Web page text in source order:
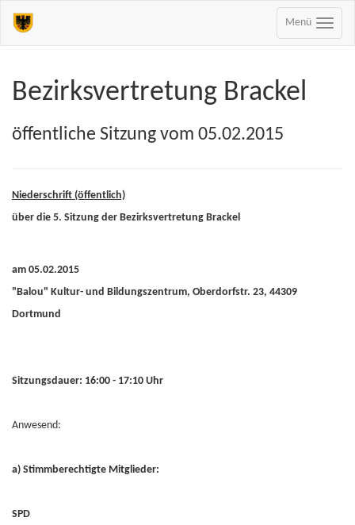
Menü
Bezirksvertretung Brackel
öffentliche Sitzung vom 05.02.2015
Niederschrift (öffentlich)
über die 5. Sitzung der Bezirksvertretung Brackel
am 05.02.2015
"Balou" Kultur- und Bildungszentrum, Oberdorfstr. 23, 44309
Dortmund
Sitzungsdauer: 16:00 - 17:10 Uhr
Anwesend:
a) Stimmberechtigte Mitglieder:
SPD